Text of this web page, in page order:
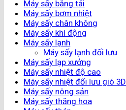
Máy sấy băng tải
Máy sấy bơm nhiệt
Máy sấy chân không
Máy sấy khí động
Máy sấy lạnh
Máy sấy lạnh đối lưu
Máy sấy lạp xưởng
Máy sấy nhiệt độ cao
Máy sấy nhiệt đối lưu gió 3D
Máy sấy nông sản
Máy sấy thăng hoa